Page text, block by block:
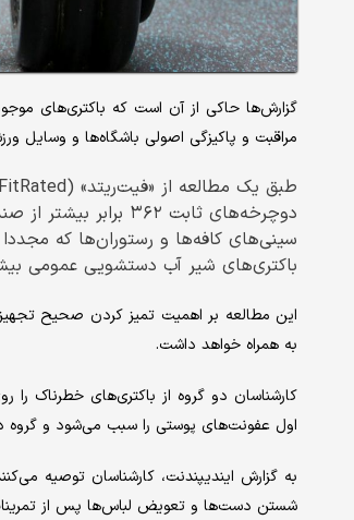
گزارش‌ها حاکی از آن است که باکتری‌های
مراقبت و پاکیزگی اصولی باشگاه‌ها و وسایل
دوچرخه‌های ثابت
باکتری‌های شیر آب دستشویی عمومی
این مطالعه بر اهمیت تمیز کردن صحیح
به همراه خواهد داشت.
کارشناسان دو گروه از باکتری‌های خطرناک
اول عفونت‌های پوستی را سبب می‌شود و
به گزارش ایندیپندنت، کارشناسان توصیه
شستن دست‌ها و تعویض لباس‌ها پس از